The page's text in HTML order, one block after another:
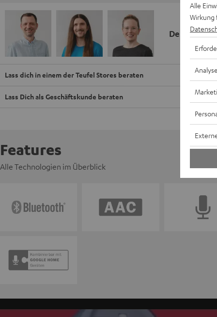
Deine
Lass dich in einem der Teufel Stores beraten
Lass Dich als Geschäftskunde beraten
Features
Alle Technologien im Überblick
Alle
Wirkung
Analyse